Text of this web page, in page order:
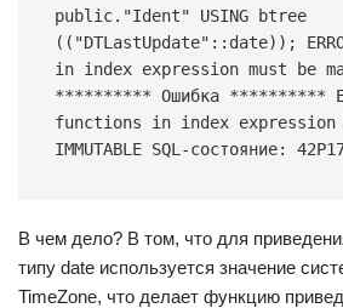
public."Ident" USING btree
(("DTLastUpdate"::date));
in index expression must be
********** Ошибка **********
functions in index expression
IMMUTABLE SQL-состояние:
В чем дело? В том, что для
типу date используется значение
TimeZone, что делает функцию